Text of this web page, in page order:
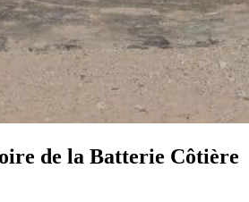
de la Batterie Côtière